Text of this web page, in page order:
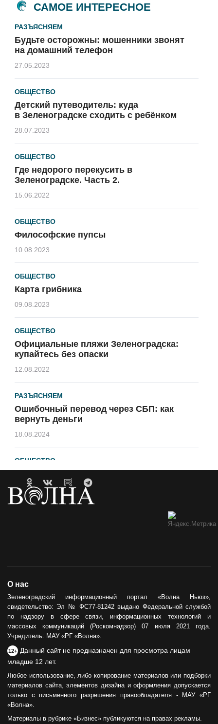
САМОЕ ИНТЕРЕСНОЕ
РАЗЪЯСНЯЕМ
Будьте осторожны: мошенники звонят
на домашний телефон
27.05.2023
ОБЩЕСТВО
Детский путеводитель: куда
в Зеленоградске сходить с ребёнком
28.07.2023
ОБЩЕСТВО
Где недорого перекусить в
Зеленоградске. Часть 2.
15.06.2022
ОБЩЕСТВО
Философские пупсы
10.08.2023
ОБЩЕСТВО
Карта грибника
09.08.2023
ОБЩЕСТВО
Официальные пляжи Зеленоградска:
купайтесь без опаски
12.08.2022
РАЗЪЯСНЯЕМ
Ошибочный перевод через СБП: как
вернуть деньги
18.08.2024
ОБЩЕСТВО
21.04.2023
Сила тыла
30.05.2024
О нас
Зеленоградский информационный портал «Волна Ньюз»,
свидетельство: Эл № ФС77-81242 выдано Федеральной службой
по надзору в сфере связи, информационных технологий и
массовых коммуникаций (Роскомнадзор) 07 июля 2021 года.
Учредитель: МАУ «РГ «Волна».
12+ Данный сайт не предназначен для просмотра лицам
младше 12 лет.
Любое использование, либо копирование материалов или подборки
материалов сайта, элементов дизайна и оформления допускается
только с письменного разрешения правообладателя - МАУ «РГ
«Волна».
Материалы в рубрике «Бизнес» публикуются на правах рекламы.